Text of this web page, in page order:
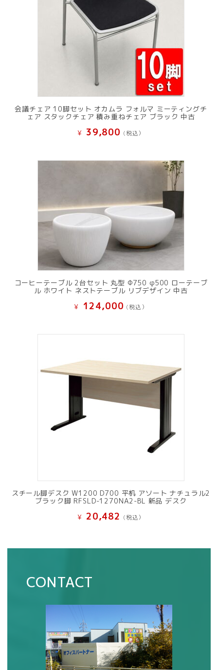
会議チェア 10脚セット オカムラ フォルマ ミーティングチ
ェア スタックチェア 積み重ねチェア ブラック 中古
¥ 39,800 (税込）
コーヒーテーブル 2台セット 丸型 Φ750 φ500 ローテーブ
ル ホワイト ネストテーブル リブデザイン 中古
¥ 124,000 (税込）
スチール脚デスク W1200 D700 平机 アソート ナチュラル2
ブラック脚 RFSLD-1270NA2-BL 新品 デスク
¥ 20,482 (税込）
CONTACT